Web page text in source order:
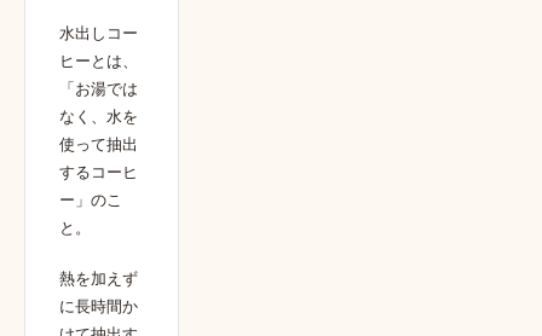
水出しコー
ヒーとは、
「お湯では
なく、水を
使って抽出
するコーヒ
ー」のこ
と。
熱を加えず
に長時間か